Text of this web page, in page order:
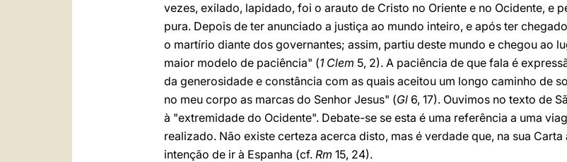
vezes, exilado, lapidado, foi o arauto de Cristo no Oriente e no Ocidente, e
pura. Depois de ter anunciado a justiça ao mundo inteiro, e após ter
o martírio diante dos governantes; assim, partiu deste mundo e chegou ao
maior modelo de paciência" (1 Clem 5, 2). A paciência de que fala é
da generosidade e constância com as quais aceitou um longo caminho de
no meu corpo as marcas do Senhor Jesus" (Gl 6, 17). Ouvimos no texto de
à "extremidade do Ocidente". Debate-se se esta é uma referência a uma
realizado. Não existe certeza acerca disto, mas é verdade que, na sua
intenção de ir à Espanha (cf. Rm 15, 24).